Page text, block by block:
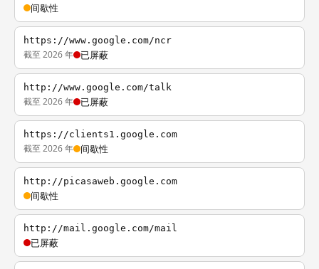
间歇性
https://www.google.com/ncr
截至 2026 年 已屏蔽
http://www.google.com/talk
截至 2026 年 已屏蔽
https://clients1.google.com
截至 2026 年 间歇性
http://picasaweb.google.com
间歇性
http://mail.google.com/mail
已屏蔽